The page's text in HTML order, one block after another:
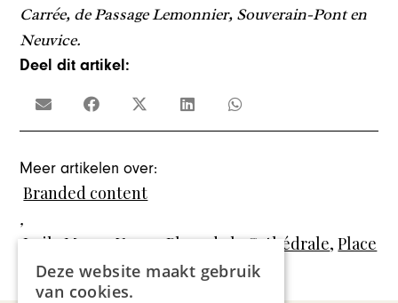
Carrée, de Passage Lemonnier, Souverain-Pont en
Neuvice.
Deel dit artikel:
Meer artikelen over:
Branded content
,
Luik,Maggy Yerna,Place de la Cathédrale,Place
du Marché,Place St-Lambert
Deze website maakt gebruik
van cookies.